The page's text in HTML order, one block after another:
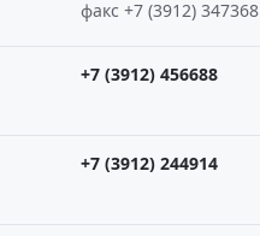
факс +7 (3912) 347368
+7 (3912) 456688
+7 (3912) 244914